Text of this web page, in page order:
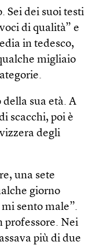
Sei dei suoi testi
di qualità” e
in tedesco,
migliaio
sua età. A
scacchi, poi è
degli
una sete
giorno
sento male”.
professore. Nei
più di due